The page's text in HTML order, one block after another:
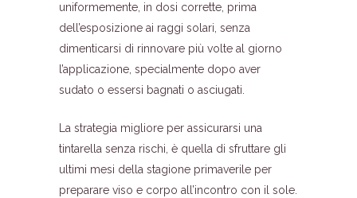
uniformemente, in dosi corrette, prima
dell’esposizione ai raggi solari, senza
dimenticarsi di rinnovare più volte al giorno
l’applicazione, specialmente dopo aver
sudato o essersi bagnati o asciugati.
La strategia migliore per assicurarsi una
tintarella senza rischi, è quella di sfruttare gli
ultimi mesi della stagione primaverile per
preparare viso e corpo all’incontro con il sole.